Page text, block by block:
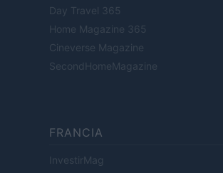
Day Travel 365
Home Magazine 365
Cineverse Magazine
SecondHomeMagazine
FRANCIA
InvestirMag